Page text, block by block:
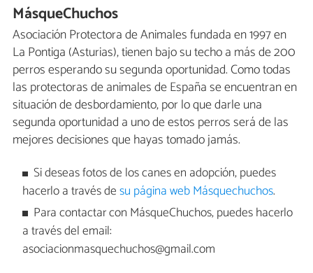
MásqueChuchos
Asociación Protectora de Animales fundada en 1997 en
La Pontiga (Asturias), tienen bajo su techo a más de 200
perros esperando su segunda oportunidad. Como todas
las protectoras de animales de España se encuentran en
situación de desbordamiento, por lo que darle una
segunda oportunidad a uno de estos perros será de las
mejores decisiones que hayas tomado jamás.
Si deseas fotos de los canes en adopción, puedes
hacerlo a través desu página web Másquechuchos.
Para contactar con MásqueChuchos, puedes hacerlo
a través del email:
asociacionmasquechuchos@gmail.com